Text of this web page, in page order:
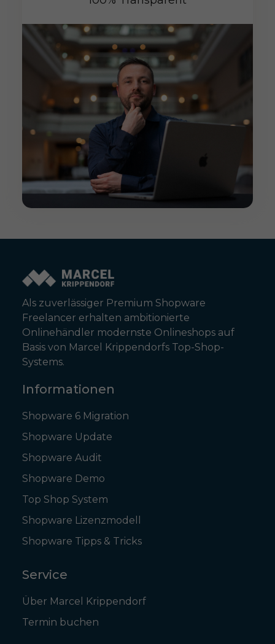
Als zuverlässiger Premium Shopware
Freelancer erhalten ambitionierte
Onlinehändler modernste Onlineshops auf
Basis von Marcel Krippendorfs Top-Shop-
Systems.
Informationen
Shopware 6 Migration
Shopware Update
Shopware Audit
Shopware Demo
Top Shop System
Shopware Lizenzmodell
Shopware Tipps & Tricks
Service
Über Marcel Krippendorf
Termin buchen